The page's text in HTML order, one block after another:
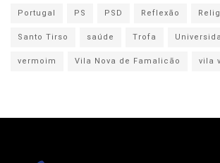
Portugal
PS PSD Reflexão
Santo Tirso
saúde Trofa
vermoim
Vila Nova de Famalicão vila